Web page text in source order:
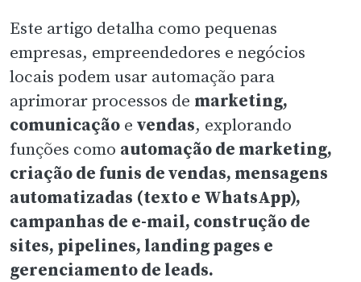
Este artigo detalha como pequenas
empresas, empreendedores e negócios
locais podem usar automação para
aprimorar processos de marketing,
comunicação e vendas, explorando
funções como automação de marketing,
criação de funis de vendas, mensagens
automatizadas (texto e WhatsApp),
campanhas de e-mail, construção de
sites, pipelines, landing pages e
gerenciamento de leads.